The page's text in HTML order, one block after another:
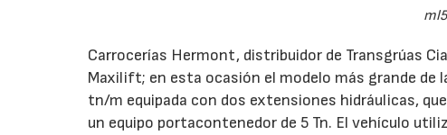
Carrocerías Hermont, distribuidor de Transgrúas
Maxilift; en esta ocasión el modelo más grande de
tn/m equipada con dos extensiones hidráulicas,
un equipo portacontenedor de 5 Tn. El vehículo